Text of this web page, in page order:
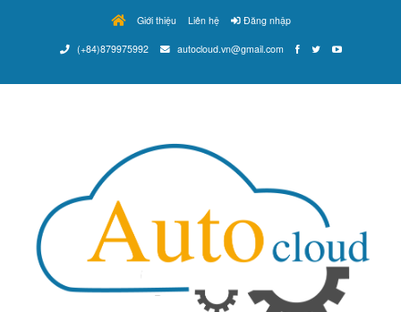
Giới thiệu Liên hệ Đăng nhập
(+84)879975992 autocloud.vn@gmail.com